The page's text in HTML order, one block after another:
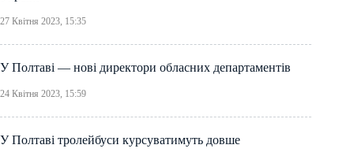
27 Квітня 2023, 15:35
У Полтаві — нові директори обласних департаментів
24 Квітня 2023, 15:59
У Полтаві тролейбуси курсуватимуть довше